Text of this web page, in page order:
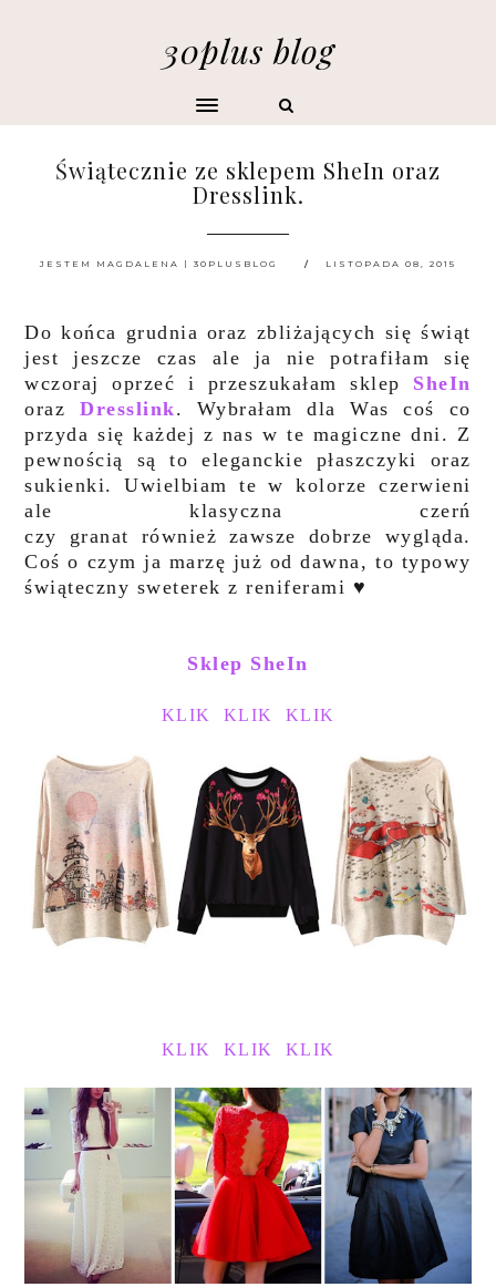
30plus blog
Świątecznie ze sklepem SheIn oraz
Dresslink.
JESTEM MAGDALENA | 30PLUSBLOG LISTOPADA 08, 2015
Do końca grudnia oraz zbliżających się świąt
jest jeszcze czas ale ja nie potrafiłam się
wczoraj oprzeć i przeszukałam sklep SheIn
orazDresslink. Wybrałam dla Was coś co
przyda się każdej z nas w te magiczne dni. Z
pewnością są to eleganckie płaszczyki oraz
sukienki. Uwielbiam te w kolorze czerwieni
ale klasyczna czerń
czy granat również zawsze dobrze wygląda.
Coś o czym ja marzę już od dawna, to typowy
świąteczny sweterek z reniferami ♥
Sklep SheIn
KLIK KLIK KLIK
KLIK KLIK KLIK